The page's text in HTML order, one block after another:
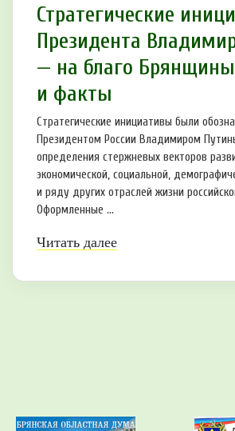
Стратегические
Президента
— на благо
и факты
Стратегические инициативы были
Президентом России Владимиром
определения стержневых векторов
экономической, социальной,
и ряду других отраслей жизни
Оформленные ...
Читать далее